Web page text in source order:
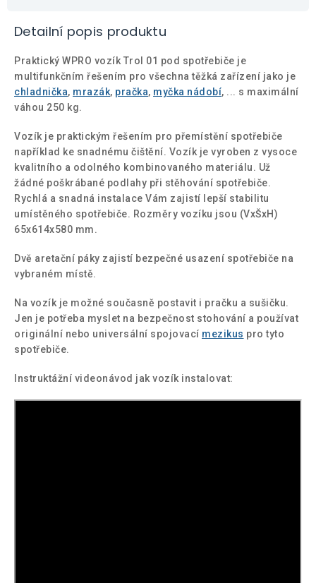
Detailní popis produktu
Praktický WPRO vozík Trol 01 pod spotřebiče je
multifunkčním řešením pro všechna těžká zařízení jako je
chladnička, mrazák, pračka, myčka nádobí, ... s maximální
váhou 250 kg.
Vozík je praktickým řešením pro přemístění spotřebiče
například ke snadnému čištění. Vozík je vyroben z vysoce
kvalitního a odolného kombinovaného materiálu. Už
žádné poškrábané podlahy při stěhování spotřebiče.
Rychlá a snadná instalace Vám zajistí lepší stabilitu
umístěného spotřebiče. Rozměry vozíku jsou (VxŠxH)
65x614x580 mm.
Dvě aretační páky zajistí bezpečné usazení spotřebiče na
vybraném místě.
Na vozík je možné současně postavit i pračku a sušičku.
Jen je potřeba myslet na bezpečnost stohování a používat
originální nebo universální spojovací mezikus pro tyto
spotřebiče.
Instruktážní videonávod jak vozík instalovat: